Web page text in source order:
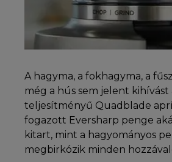
A hagyma, a fokhagyma, a
még a hús sem jelent kihívást
teljesítményű Quadblade
fogazott Eversharp penge
kitart, mint a hagyományos
megbirkózik minden